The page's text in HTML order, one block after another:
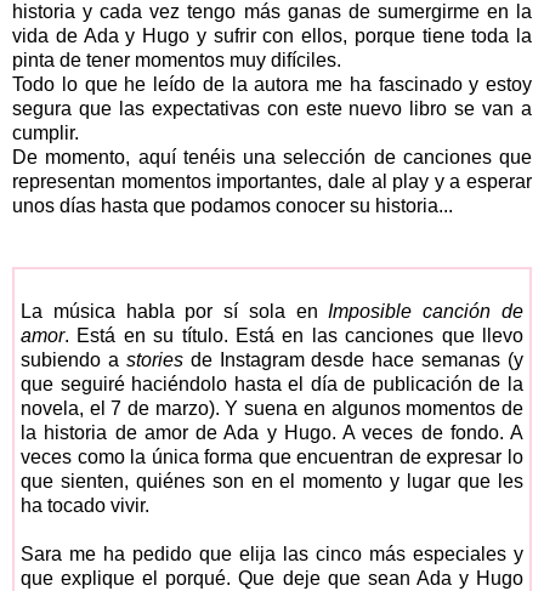
historia y cada vez tengo más ganas de sumergirme en la
vida de Ada y Hugo y sufrir con ellos, porque tiene toda la
pinta de tener momentos muy difíciles.
Todo lo que he leído de la autora me ha fascinado y estoy
segura que las expectativas con este nuevo libro se van a
cumplir.
De momento, aquí tenéis una selección de canciones que
representan momentos importantes, dale al play y a esperar
unos días hasta que podamos conocer su historia...
La música habla por sí sola enImposible canción de
amor. Está en su título. Está en las canciones que llevo
subiendo a storiesde Instagram desde hace semanas (y
que seguiré haciéndolo hasta el día de publicación de la
novela, el 7 de marzo). Y suena en algunos momentos de
la historia de amor de Ada y Hugo. A veces de fondo. A
veces como la única forma que encuentran de expresar lo
que sienten, quiénes son en el momento y lugar que les
ha tocado vivir.
Sara me ha pedido que elija las cinco más especiales y
que explique el porqué. Que deje que sean Ada y Hugo